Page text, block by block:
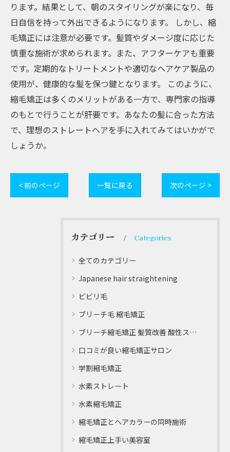
ります。結果として、朝のスタイリングが楽になり、毎
日自信を持って外出できるようになります。 しかし、縮
毛矯正には注意が必要です。髪質やダメージ度に応じた
慎重な施術が求められます。また、アフターケアも重要
です。定期的なトリートメントや適切なヘアケア製品の
使用が、健康的な髪を保つ鍵となります。 このように、
縮毛矯正は多くのメリットがある一方で、専門家の指導
のもとで行うことが肝要です。あなたの髪に合った方法
で、理想のストレートヘアを手に入れてみてはいかがで
しょうか。
< 前のページ 一覧に戻る 次のページ >
カテゴリー Categories
全てのカテゴリー
Japanese hair straightening
ビビリ毛
ブリーチ毛 縮毛矯正
ブリーチ縮毛矯正 髪質改善 酸性ストレート
口コミが良い縮毛矯正サロン
学割縮毛矯正
水素ストレート
水素縮毛矯正
縮毛矯正とヘアカラーの同時施術
縮毛矯正上手い美容室